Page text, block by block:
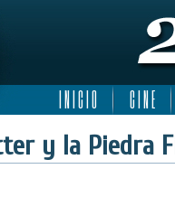
I N I C I O C I N E
y la Piedra